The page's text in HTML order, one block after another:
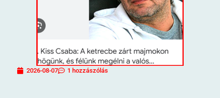
2026-08-07 1 hozzászólás